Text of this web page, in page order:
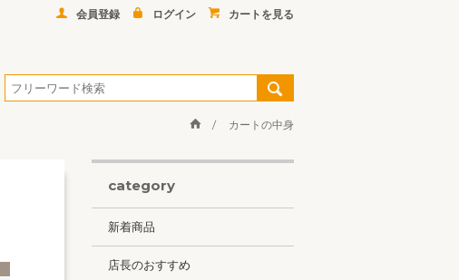
会員登録 ログイン カートを見る
カートの中身
category
新着商品
店長のおすすめ